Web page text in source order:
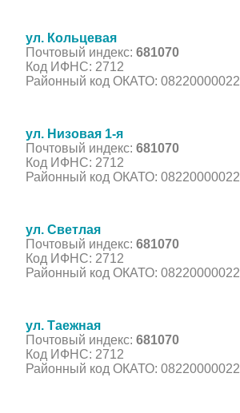
ул. Кольцевая
Почтовый индекс: 681070
Код ИФНС: 2712
Районный код ОКАТО: 08220000022
ул. Низовая 1-я
Почтовый индекс: 681070
Код ИФНС: 2712
Районный код ОКАТО: 08220000022
ул. Светлая
Почтовый индекс: 681070
Код ИФНС: 2712
Районный код ОКАТО: 08220000022
ул. Таежная
Почтовый индекс: 681070
Код ИФНС: 2712
Районный код ОКАТО: 08220000022